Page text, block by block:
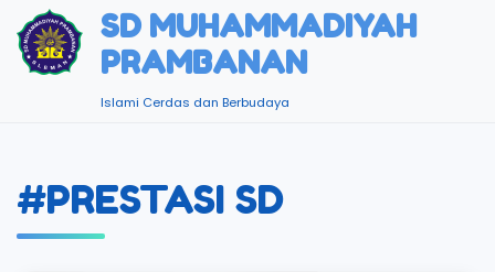
SD MUHAMMADIYAH
PRAMBANAN
Islami Cerdas dan Berbudaya
#PRESTASI SD